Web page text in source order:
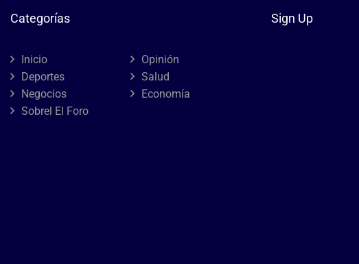
Categorías
Inicio
Opinión
Deportes
Salud
Negocios
Economía
Sobrel El Foro
Sign Up